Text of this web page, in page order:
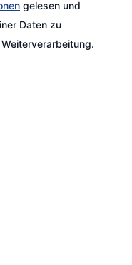
gelesen und
Daten zu